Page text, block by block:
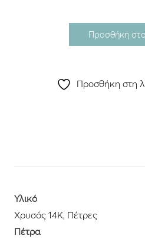
Προσθήκη
Προσθήκη στη
Υλικό
Χρυσός 14K, Πέτρες
Πέτρα